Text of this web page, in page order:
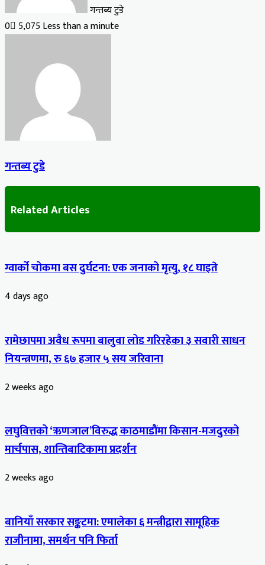
गन्तब्य टुडे
0 5,075Less than a minute
गन्तब्य टुडे
Related Articles
ग्वार्को चोकमा बस दुर्घटना: एक जनाको मृत्यु, १८ घाइते
4 days ago
रामेछापमा अवैध रूपमा बालुवा लोड गरिरहेका ३ सवारी साधन
नियन्त्रणमा, रु ६७ हजार ५ सय जरिवाना
2 weeks ago
लघुवित्तको ‘ऋणजाल’विरुद्ध काठमाडौंमा किसान-मजदुरको
मार्चपास, शान्तिबाटिकामा प्रदर्शन
2 weeks ago
बानियाँ सरकार सङ्कटमा: एमालेका ६ मन्त्रीद्वारा सामूहिक
राजीनामा, समर्थन पनि फिर्ता